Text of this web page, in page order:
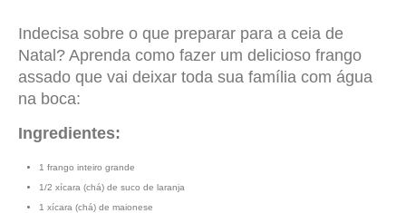
Indecisa sobre o que preparar para a ceia de
Natal? Aprenda como fazer um delicioso frango
assado que vai deixar toda sua família com água
na boca:
Ingredientes:
1 frango inteiro grande
1/2 xícara (chá) de suco de laranja
1 xícara (chá) de maionese